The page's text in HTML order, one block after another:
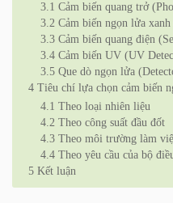
3.1 Cảm biến quang trở
3.2 Cảm biến ngọn lửa
3.3 Cảm biến quang điện
3.4 Cảm biến UV (UV
3.5 Que dò ngọn lửa
4 Tiêu chí lựa chọn cảm biến
4.1 Theo loại nhiên liệu
4.2 Theo công suất đầu đốt
4.3 Theo môi trường làm
4.4 Theo yêu cầu của bộ
5 Kết luận